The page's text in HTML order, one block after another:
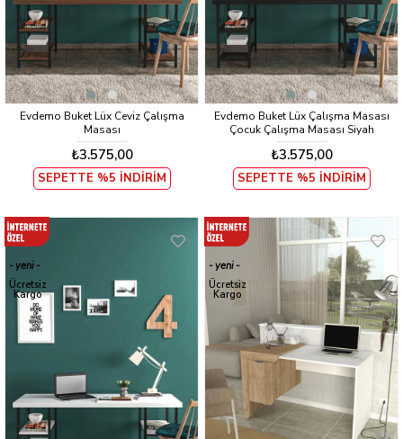
Evdemo Buket Lüx Ceviz Çalışma
Masası
₺3.575,00
SEPETTE %5 İNDİRİM
Evdemo Buket Lüx Çalışma Masası
Çocuk Çalışma Masası Siyah
₺3.575,00
SEPETTE %5 İNDİRİM
yeni
ürün
Ücretsiz
Kargo
yeni
ürün
Ücretsiz
Kargo